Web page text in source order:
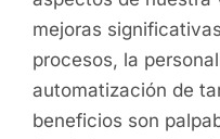
mejoras
procesos, la
automatización de
beneficios son